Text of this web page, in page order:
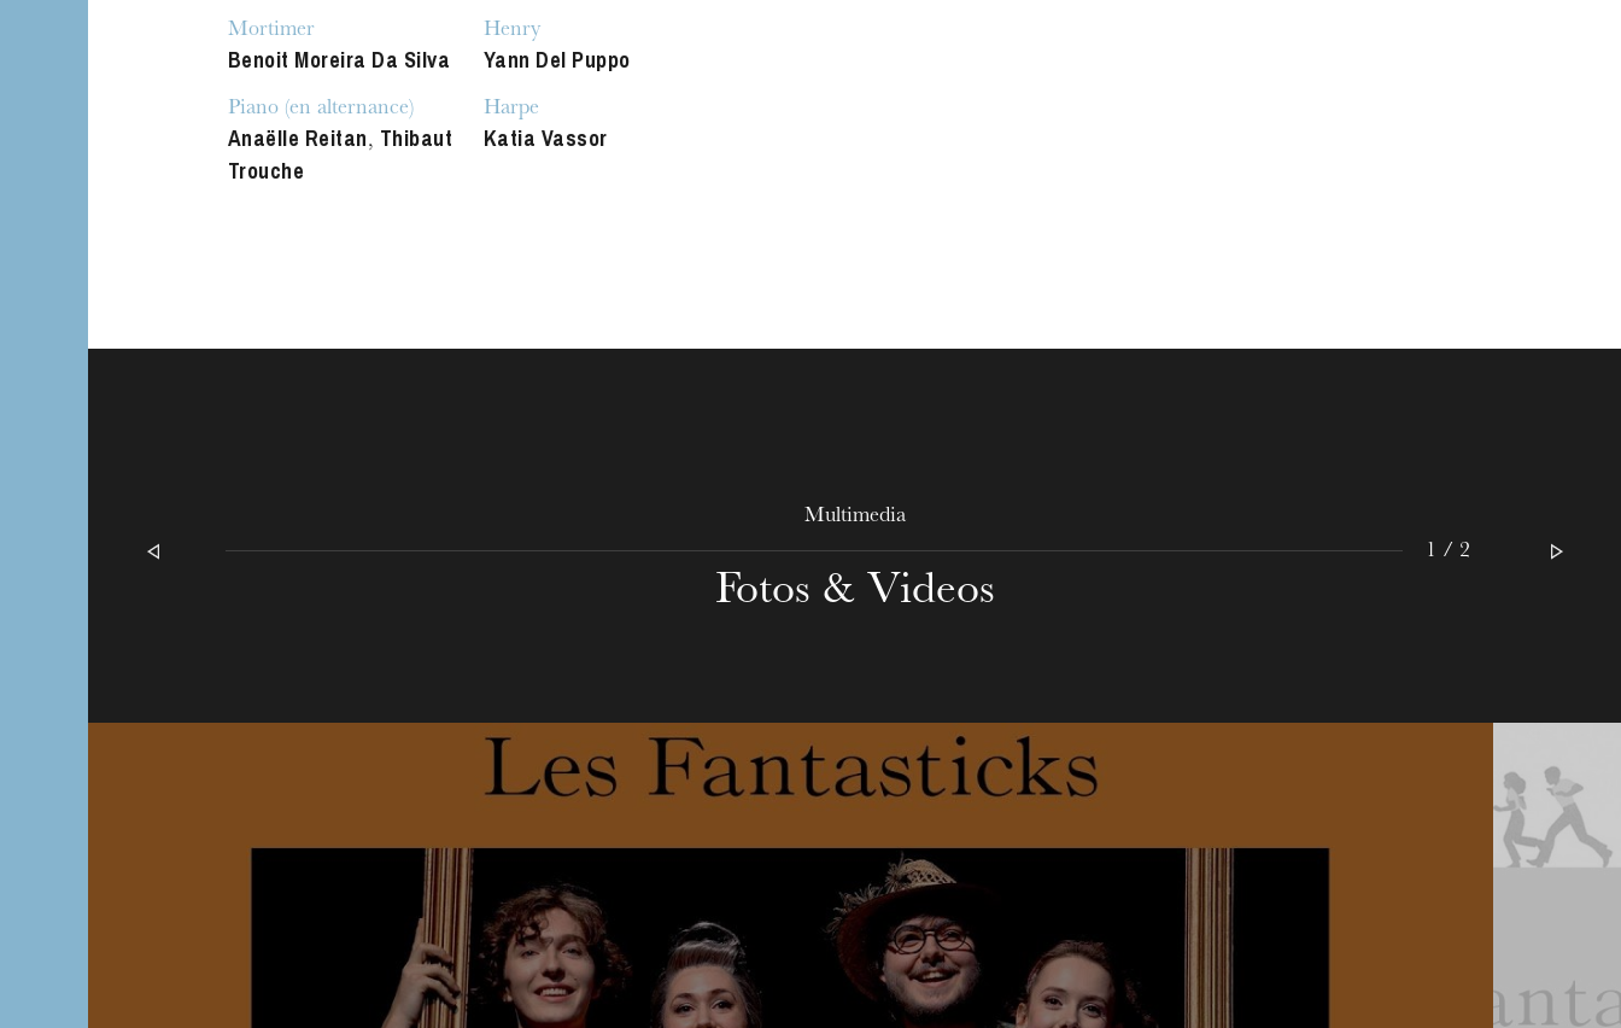
Mortimer
Benoit Moreira Da Silva
Henry
Yann Del Puppo
Piano (en alternance)
Anaëlle Reitan, Thibaut
Trouche
Harpe
Katia Vassor
Multimedia
Fotos & Videos
1 / 2